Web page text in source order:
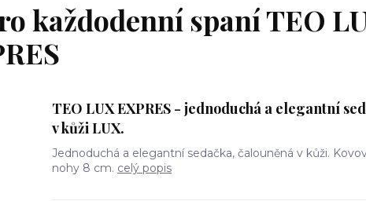
každodenní spaní TEO
TEO LUX EXPRES - jednoduchá a elegantní
v kůži LUX.
Jednoduchá a elegantní sedačka, čalouněná v kůži.
nohy 8 cm. celý popis